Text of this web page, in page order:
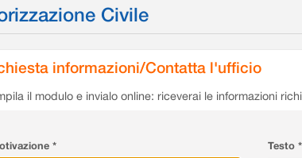
Civile
informazioni/Contatta l'ufficio
il modulo e invialo online: riceverai le informazioni
* Testo *